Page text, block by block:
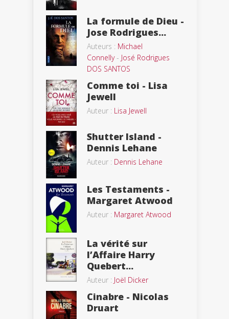
La formule de Dieu -
Jose Rodrigues...
Auteurs : Michael
Connelly- José Rodrigues
DOS SANTOS
Comme toi - Lisa
Jewell
Auteur : Lisa Jewell
Shutter Island -
Dennis Lehane
Auteur : Dennis Lehane
Les Testaments -
Margaret Atwood
Auteur : Margaret Atwood
La vérité sur
l’Affaire Harry
Quebert...
Auteur : Joël Dicker
Cinabre - Nicolas
Druart